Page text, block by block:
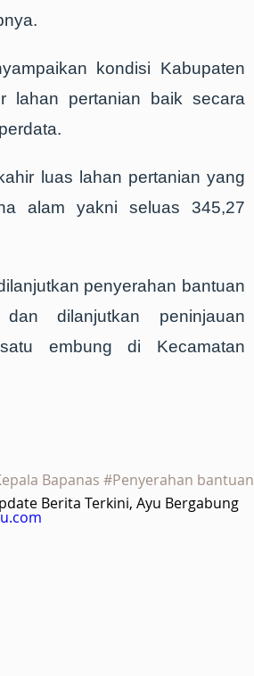
kondisi Kabupaten
lahan pertanian baik secara
luas lahan pertanian yang
alam yakni seluas 345,27
penyerahan bantuan
dilanjutkan peninjauan
embung di Kecamatan
Bapanas #Penyerahan bantuan
Berita Terkini, Ayu Bergabung